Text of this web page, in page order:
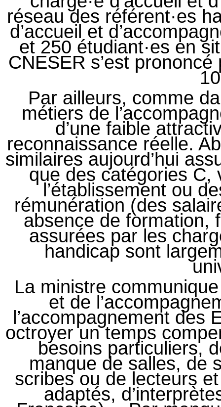
réseau des référent·es
d’accueil et
et 250 étudiant·es en
CNESER s’est
Par ailleurs, comme
métiers de
d’une faible
reconnaissance réelle.
similaires aujourd’hui
que des catégories C,
l’établissement ou
rémunération (des
absence de
assurées par les
handicap sont
La ministre
et de
l’accompagnement des
octroyer un temps
besoins particuliers,
manque de salles, de
scribes ou de lecteurs
adaptés,